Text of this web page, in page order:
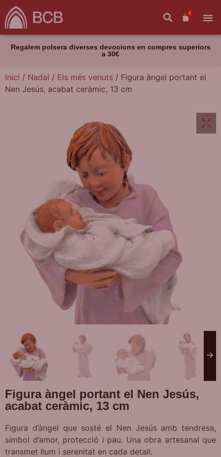
0
Regalem polsera diverses devocions en compres superiors
a 30€
Inici / Nadal / Els més venuts / Figura àngel portant el
Nen Jesús, acabat ceràmic, 13 cm
Figura àngel portant el Nen Jesús,
acabat ceràmic, 13 cm
Figura d’àngel que sosté el Nen Jesús amb tendresa,
símbol d’amor, protecció i pau. Una obra artesanal que
transmet llum i serenitat en cada detall.